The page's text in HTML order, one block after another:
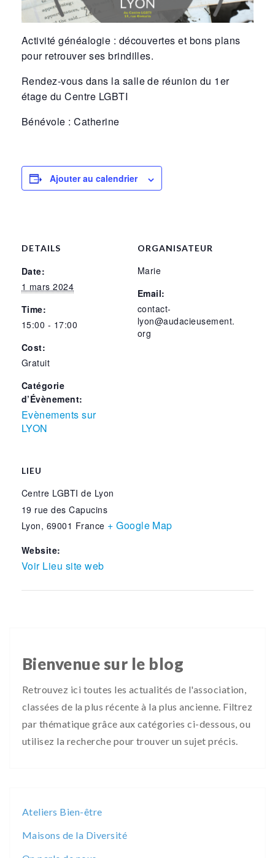
Activité généalogie : découvertes et bons plans
pour retrouver ses brindilles.
Rendez-vous dans la salle de réunion du 1er
étage du Centre LGBTI
Bénévole : Catherine
Ajouter au calendrier
DETAILS
Date:
1 mars 2024
Time:
15:00 - 17:00
Cost:
Gratuit
Catégorie
d’Évènement:
Evènements sur
LYON
LIEU
Centre LGBTI de Lyon
19 rue des Capucins
Lyon, 69001 France + Google Map
Website:
Voir Lieu site web
ORGANISATEUR
Marie
Email:
contact-
lyon@audacieusement.
org
Bienvenue sur le blog
Retrouvez ici toutes les actualités de l'association,
classées de la plus récente à la plus ancienne. Filtrez
par thématique grâce aux catégories ci-dessous, ou
utilisez la recherche pour trouver un sujet précis.
Ateliers Bien-être
Maisons de la Diversité